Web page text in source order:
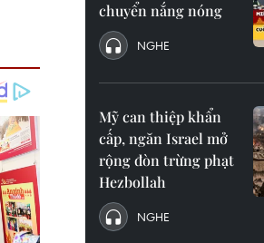
chuyển nắng nóng
NGHE
Mỹ can thiệp khẩn
cấp, ngăn Israel mở
rộng đòn trừng phạt
Hezbollah
NGHE